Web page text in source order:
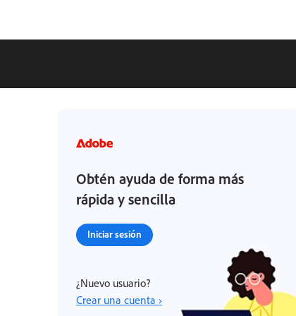
Obtén ayuda de forma más
rápida y sencilla
Iniciar sesión
¿Nuevo usuario?
Crear una cuenta ›